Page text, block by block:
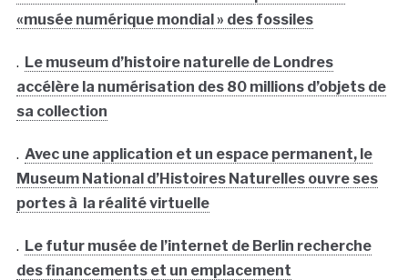
«musée numérique mondial » des fossiles
. Le museum d’histoire naturelle de Londres
accélère la numérisation des 80 millions d’objets de
sa collection
. Avec une application et un espace permanent, le
Museum National d’Histoires Naturelles ouvre ses
portes à la réalité virtuelle
. Le futur musée de l’internet de Berlin recherche
des financements et un emplacement